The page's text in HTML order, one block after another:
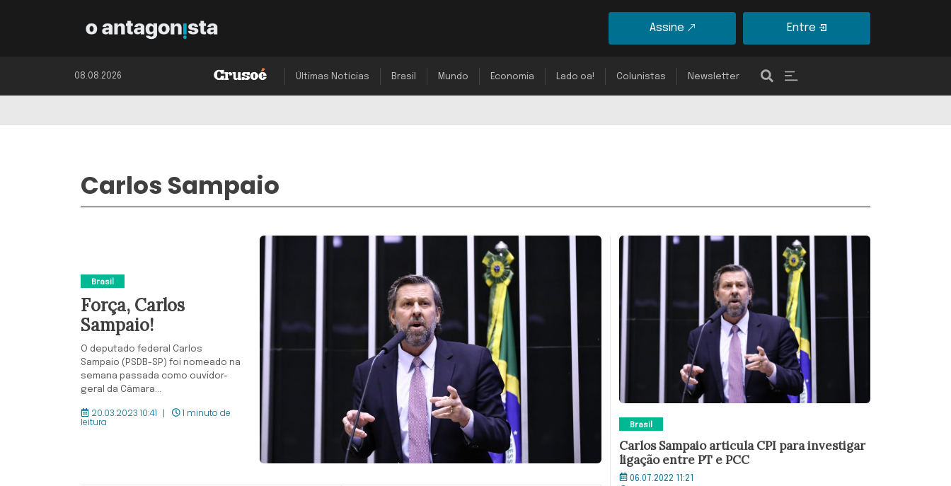
Assine Entre
08.08.2026 Últimas Notícias Brasil Mundo Economia Lado oa! Colunistas Newsletter
Carlos Sampaio
Brasil
Força, Carlos
Sampaio!
O deputado federal Carlos
Sampaio (PSDB-SP) foi nomeado na
semana passada como ouvidor-
geral da Câmara...
20.03.2023 10:41 1 minuto de
leitura Brasil
Carlos Sampaio articula CPI para investigar
ligação entre PT e PCC
06.07.2022 11:21